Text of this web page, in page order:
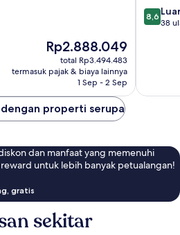
Harga
sekarang
Rp2.888.049
Rp2.888.049
total Rp3.494.483
termasuk pajak & biaya lainnya
1 Sep - 2 Sep
8.6
dari
8,6
38
properti serupa
dan manfaat yang memenuhi
untuk lebih banyak petualangan!
gratis
sekitar